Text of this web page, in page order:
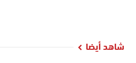
شاهد أيضا